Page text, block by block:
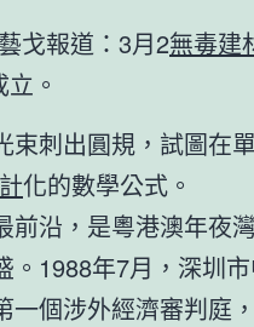
戈報道：3月2無毒建
立。
束刺出圓規，試圖在
化的數學公式。
前沿，是粵港澳年夜
。1988年7月，深圳
一個涉外經濟審判庭